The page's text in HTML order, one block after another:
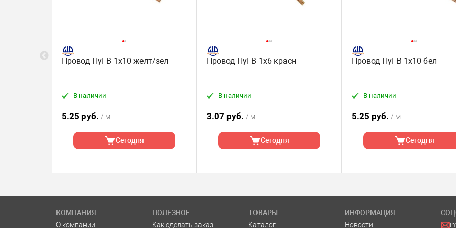
Провод ПуГВ 1х10 желт/зел
В наличии
5.25 руб. / м
Сегодня
Провод ПуГВ 1х6 красн
В наличии
3.07 руб. / м
Сегодня
Провод ПуГВ 1х10 бел
В наличии
5.25 руб. / м
Сегодня
КОМПАНИЯ
О компании
ПОЛЕЗНОЕ
Как сделать заказ
ТОВАРЫ
Каталог
ИНФОРМАЦИЯ
Новости